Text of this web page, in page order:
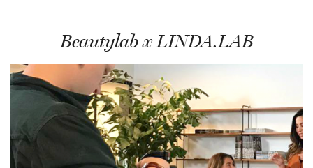
Beautylab x LINDA.LAB